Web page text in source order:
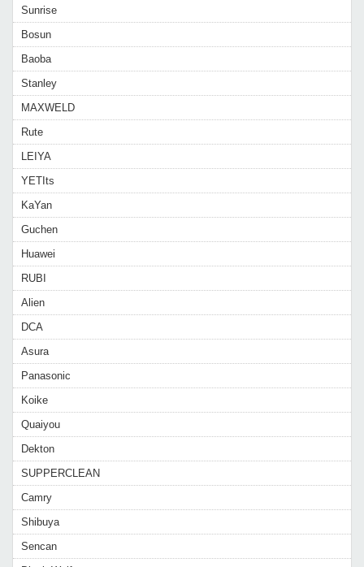
Sunrise
Bosun
Baoba
Stanley
MAXWELD
Rute
LEIYA
YETIts
KaYan
Guchen
Huawei
RUBI
Alien
DCA
Asura
Panasonic
Koike
Quaiyou
Dekton
SUPPERCLEAN
Camry
Shibuya
Sencan